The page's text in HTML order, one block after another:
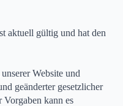
aktuell gültig und hat den
Website und
geänderter gesetzlicher
Vorgaben kann es